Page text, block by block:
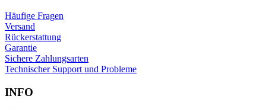
Häufige Fragen
Versand
Rückerstattung
Garantie
Sichere Zahlungsarten
Technischer Support und Probleme
INFO